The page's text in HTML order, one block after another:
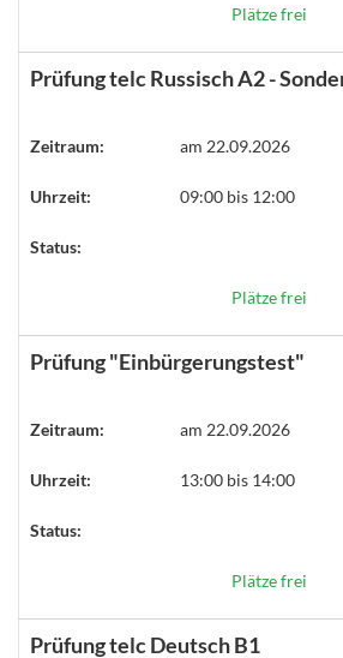
Plätze frei
Prüfung telc Russisch A2 -
Zeitraum: am 22.09.2026
Uhrzeit: 09:00 bis 12:00
Status:
Plätze frei
Prüfung "Einbürgerungstest"
Zeitraum: am 22.09.2026
Uhrzeit: 13:00 bis 14:00
Status:
Plätze frei
Prüfung telc Deutsch B1